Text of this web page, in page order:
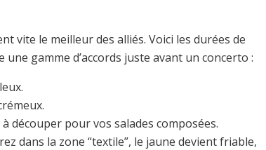
vite le meilleur des alliés. Voici les durées de
gamme d’accords juste avant un concerto :
découper pour vos salades composées.
dans la zone “textile”, le jaune devient friable,